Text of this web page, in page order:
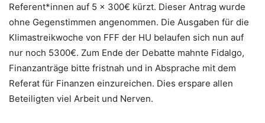
Referent*innen auf 5 x 300€ kürzt. Dieser Antrag wurde
ohne Gegenstimmen angenommen. Die Ausgaben für die
Klimastreikwoche von FFF der HU belaufen sich nun auf
nur noch 5300€. Zum Ende der Debatte mahnte Fidalgo,
Finanzanträge bitte fristnah und in Absprache mit dem
Referat für Finanzen einzureichen. Dies erspare allen
Beteiligten viel Arbeit und Nerven.